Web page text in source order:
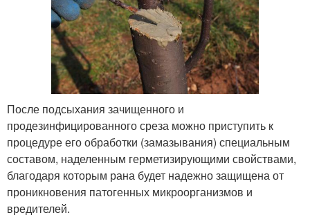
После подсыхания зачищенного и
продезинфицированного среза можно приступить к
процедуре его обработки (замазывания) специальным
составом, наделенным герметизирующими свойствами,
благодаря которым рана будет надежно защищена от
проникновения патогенных микроорганизмов и
вредителей.